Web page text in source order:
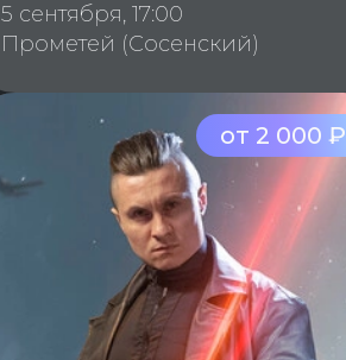
5 сентября, 17:00
Прометей (Сосенский)
от 2 000 ₽